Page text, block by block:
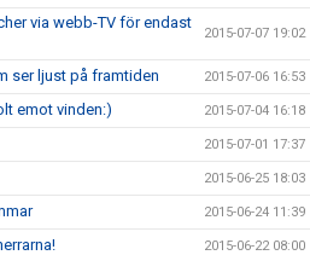
via webb-TV för endast
2015-07-07 19:02
ser ljust på framtiden 2015-07-06 16:53
emot vinden:) 2015-07-04 16:18
2015-07-01 17:37
2015-06-25 18:03
2015-06-24 11:39
2015-06-22 08:00